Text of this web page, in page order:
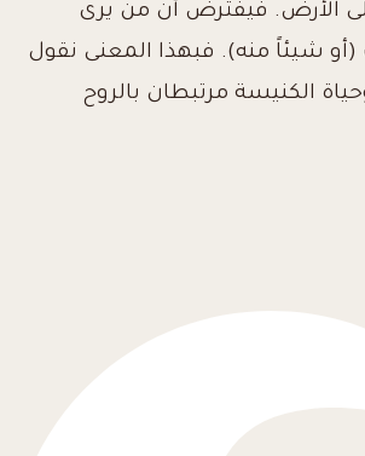
الأرض. فيفترض أن من يرى
(أو شيئاً منه). فبهذا المعنى نقول
الكنيسة مرتبطان بالروح